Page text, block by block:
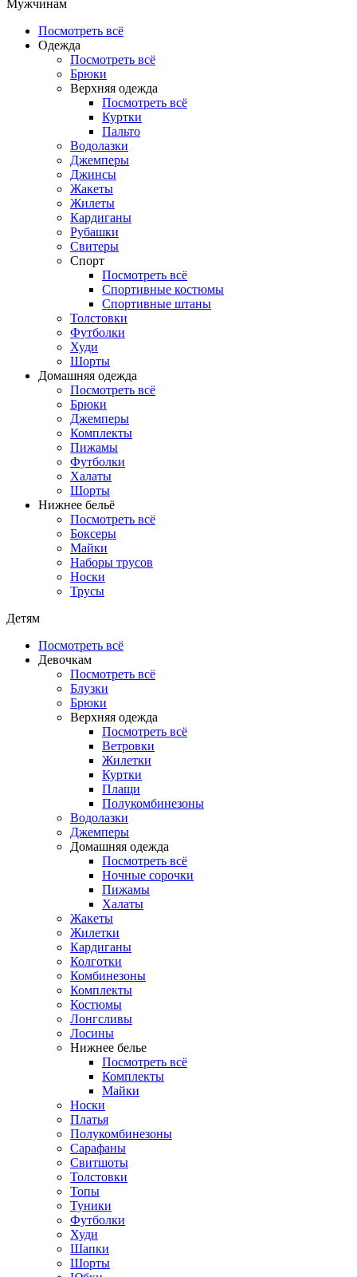
Мужчинам
Посмотреть всё
Одежда
Посмотреть всё
Брюки
Верхняя одежда
Посмотреть всё
Куртки
Пальто
Водолазки
Джемперы
Джинсы
Жакеты
Жилеты
Кардиганы
Рубашки
Свитеры
Спорт
Посмотреть всё
Спортивные костюмы
Спортивные штаны
Толстовки
Футболки
Худи
Шорты
Домашняя одежда
Посмотреть всё
Брюки
Джемперы
Комплекты
Пижамы
Футболки
Халаты
Шорты
Нижнее бельё
Посмотреть всё
Боксеры
Майки
Наборы трусов
Носки
Трусы
Детям
Посмотреть всё
Девочкам
Посмотреть всё
Блузки
Брюки
Верхняя одежда
Посмотреть всё
Ветровки
Жилетки
Куртки
Плащи
Полукомбинезоны
Водолазки
Джемперы
Домашняя одежда
Посмотреть всё
Ночные сорочки
Пижамы
Халаты
Жакеты
Жилетки
Кардиганы
Колготки
Комбинезоны
Комплекты
Костюмы
Лонгсливы
Лосины
Нижнее белье
Посмотреть всё
Комплекты
Майки
Носки
Платья
Полукомбинезоны
Сарафаны
Свитшоты
Толстовки
Топы
Туники
Футболки
Худи
Шапки
Шорты